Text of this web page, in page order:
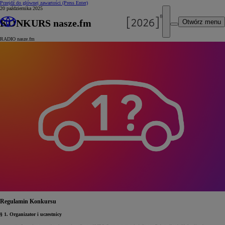
Przejdź do głównej zawartości (Press Enter)
Otwórz menu
20 października 2025
KONKURS nasze.fm
RADIO nasze.fm
Regulamin Konkursu
§ 1. Organizator i uczestnicy